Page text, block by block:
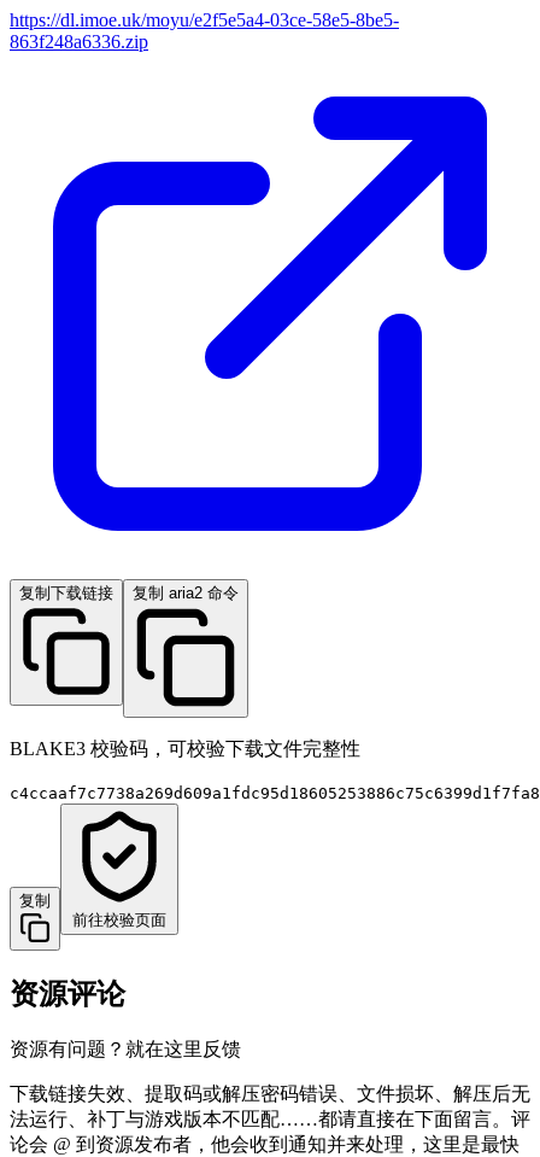
https://dl.imoe.uk/moyu/e2f5e5a4-03ce-58e5-8be5-
863f248a6336.zip
复制下载链接 复制 aria2 命令
BLAKE3 校验码，可校验下载文件完整性
复制
前往校验页面
资源评论
资源有问题？就在这里反馈
下载链接失效、提取码或解压密码错误、文件损坏、解压后无
法运行、补丁与游戏版本不匹配……都请直接在下面留言。评
论会 @ 到资源发布者，他会收到通知并来处理，这里是最快